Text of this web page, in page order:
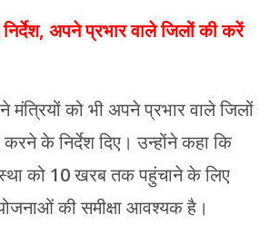
निर्देश, अपने प्रभार वाले जिलों की करें
को भी अपने प्रभार वाले जिलों
करने के निर्देश दिए। उन्होंने कहा कि
को 10 खरब तक पहुंचाने के लिए
की समीक्षा आवश्यक है।